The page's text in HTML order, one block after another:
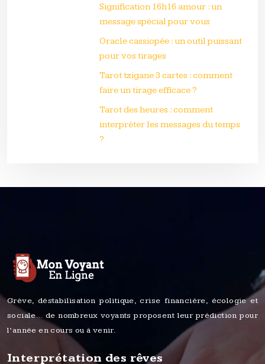
Signification 16h16 amour : un
message spécial pour vous
Oracle cassiopée : un outil puissant
pour vos tirages
Tarot tzigane 3 cartes : comment
faire un tirage efficace ?
Tarot des heures : comment
interpréter les messages du temps
?
Grève, déstabilisation politique, crise financière, écologie et
sociale… de nombreux voyants proposent leur prédiction pour
l’année en cours ou à venir.
Interprétation des rêves